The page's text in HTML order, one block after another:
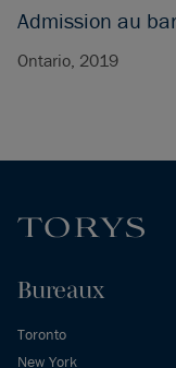
Admission au
Ontario, 2019
Bureaux
Toronto
New York